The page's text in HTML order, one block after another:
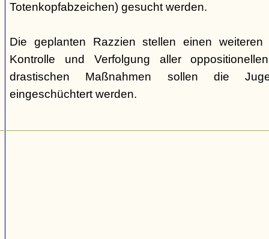
Totenkopfabzeichen) gesucht werden.
Die geplanten Razzien stellen einen weiteren
Kontrolle und Verfolgung aller
drastischen Maßnahmen sollen die
eingeschüchtert werden.